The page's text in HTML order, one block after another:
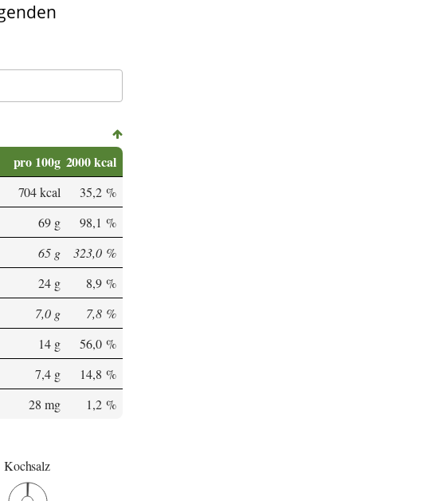
pro 100g 2000 kcal
704 kcal
35,2 %
69 g
98,1 %
65 g
323,0 %
24 g
8,9 %
7,0 g
7,8 %
14 g
56,0 %
7,4 g
14,8 %
28 mg
1,2 %
Kochsalz